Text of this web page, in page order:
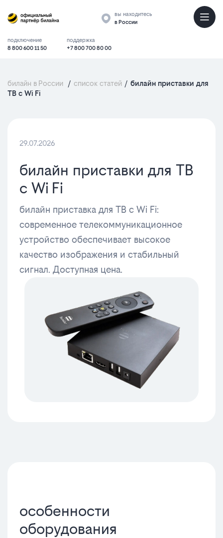
вы находитесь
в России
подключение
8 800 600 11 50
поддержка
+7 800 700 80 00
билайн в России / список статей / билайн приставки для
ТВ с Wi Fi
29.07.2026
билайн приставки для ТВ
с Wi Fi
билайн приставка для ТВ с Wi Fi:
современное телекоммуникационное
устройство обеспечивает высокое
качество изображения и стабильный
сигнал. Доступная цена.
особенности
оборудования